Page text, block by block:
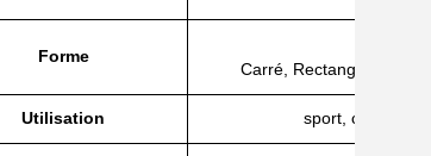
Forme
Carré, Rectangle, Tri-
Utilisation sport, cadeau,